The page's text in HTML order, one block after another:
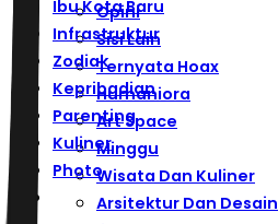
Ibu Kota Baru
Infrastruktur
Zodiak
Kepribadian
Parenting
Kuliner
Photo
Opini
Sisi Lain
Ternyata Hoax
Humaniora
Art Space
Minggu
Wisata Dan Kuliner
Arsitektur Dan Desain